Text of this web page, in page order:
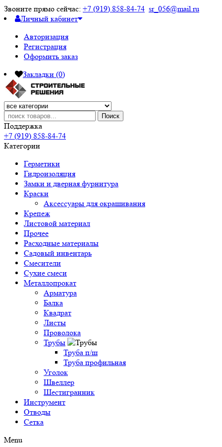
Звоните прямо сейчас: +7 (919) 858-84-74 sr_056@mail.ru
Личный кабинет
Авторизация
Регистрация
Оформить заказ
Закладки (0)
Поиск
Поддержка
+7 (919) 858-84-74
Категории
Герметики
Гидроизоляция
Замки и дверная фурнитура
Краски
Аксессуары для окрашивания
Крепеж
Листовой материал
Прочее
Расходные материалы
Садовый инвентарь
Смесители
Сухие смеси
Металлопрокат
Арматура
Балка
Квадрат
Листы
Проволока
Трубы
Труба п/ш
Труба профильная
Уголок
Швеллер
Шестигранник
Инструмент
Отводы
Сетка
Menu